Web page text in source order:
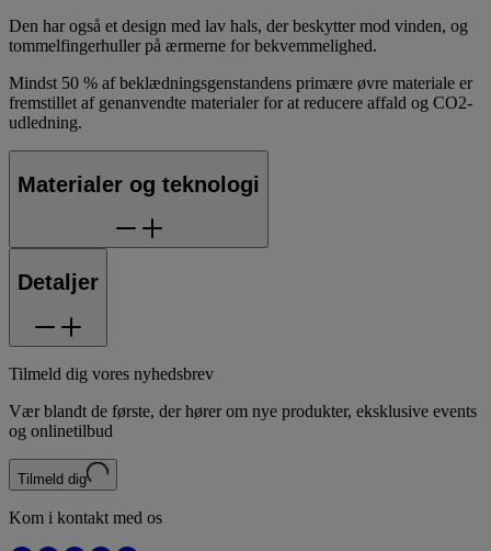
Den har også et design med lav hals, der beskytter mod vinden, og
tommelfingerhuller på ærmerne for bekvemmelighed.
Mindst 50 % af beklædningsgenstandens primære øvre materiale er
fremstillet af genanvendte materialer for at reducere affald og CO2-
udledning.
Materialer og teknologi
Detaljer
Tilmeld dig vores nyhedsbrev
Vær blandt de første, der hører om nye produkter, eksklusive events
og onlinetilbud
Tilmeld dig
Kom i kontakt med os